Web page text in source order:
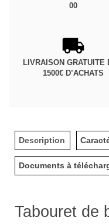
00
LIVRAISON GRATUITE
1500€ D’ACHATS
Description
Documents à
Tabouret de